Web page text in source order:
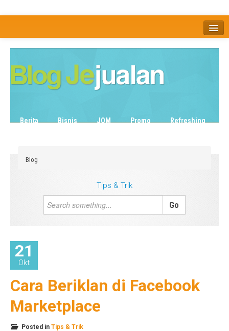
Tentang
Berita Bisnis JOM Promo
Refreshing
Blog
Tips & Trik
21
Okt
Cara Beriklan di Facebook
Marketplace
Posted in Tips & Trik